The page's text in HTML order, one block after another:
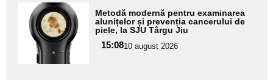
Adaugă
aici textul
pentru
subtitlu
Metodă modernă pentru examinarea
alunițelor și prevenția cancerului de
piele, la SJU Târgu Jiu
15:0810 august 2026